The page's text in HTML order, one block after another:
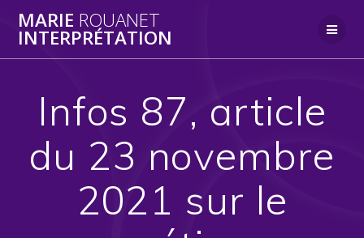
MARIE ROUANET
INTERPRÉTATION
Infos 87, article
du 23 novembre
2021 sur le